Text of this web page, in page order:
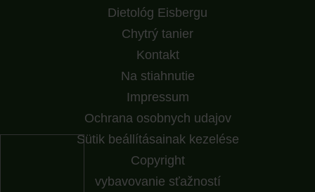
Dietológ Eisbergu
Chytrý tanier
Kontakt
Na stiahnutie
Impressum
Ochrana osobnych udajov
Sütik beállításainak kezelése
Copyright
vybavovanie sťažností